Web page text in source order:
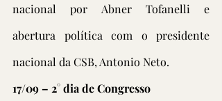
nacional por Abner Tofanelli e
abertura política com o presidente
nacional da CSB, Antonio Neto.
17/09 – 2° dia de Congresso